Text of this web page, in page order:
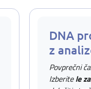
DNA
z
Povprečni
Izberitele